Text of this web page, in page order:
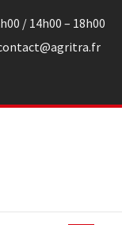
/ 14h00 – 18h00